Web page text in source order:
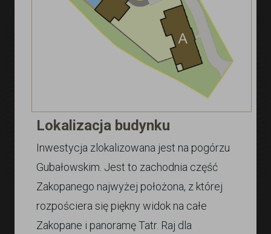
Lokalizacja budynku
Inwestycja zlokalizowana jest na pogórzu
Gubałowskim. Jest to zachodnia część
Zakopanego najwyżej położona, z której
rozpościera się piękny widok na całe
Zakopane i panoramę Tatr. Raj dla